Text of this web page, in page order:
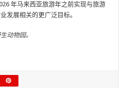
年马来西亚旅游年之前实现与旅游
发展相关的更广泛目标。
动物园。